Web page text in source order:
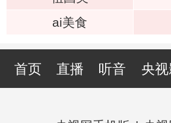
ai美食
首页 直播 听音 央